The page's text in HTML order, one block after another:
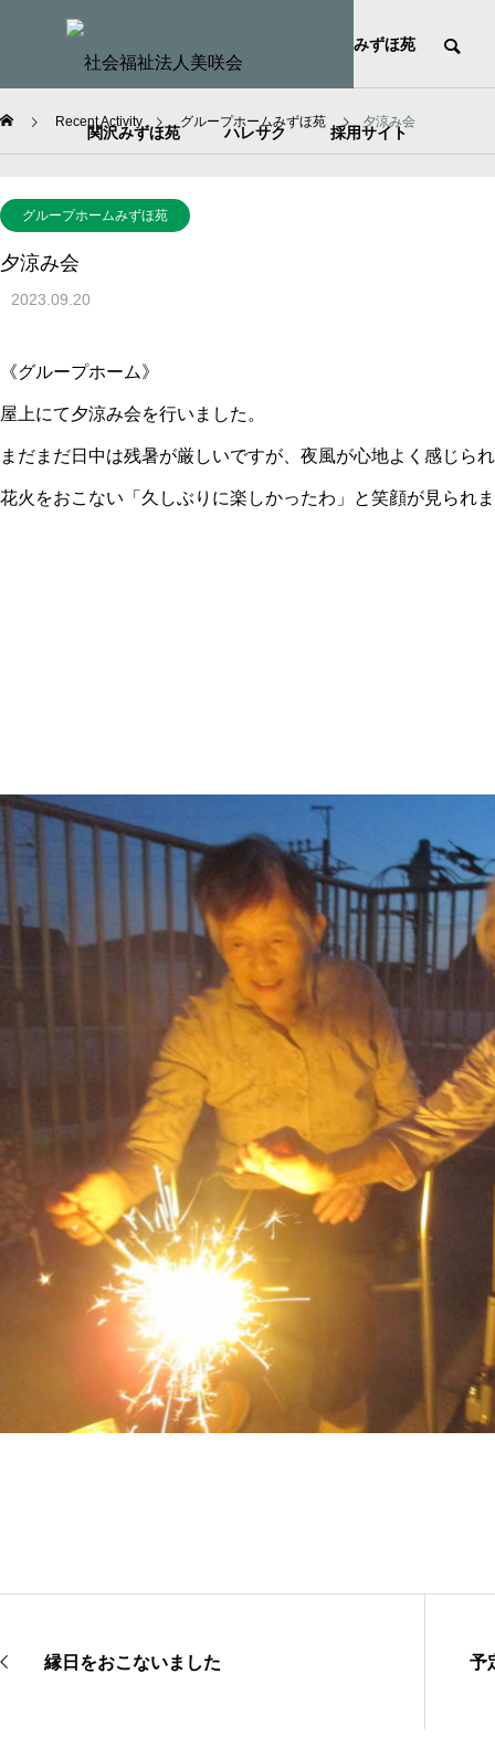
みずほ苑
関沢みずほ苑 ハレサク 採用サイト
Recent Activity グループホームみずほ苑 夕涼み会
グループホームみずほ苑
夕涼み会
2023.09.20
《グループホーム》
屋上にて夕涼み会を行いました。
まだまだ日中は残暑が厳しいですが、夜風が心地よく感じら
花火をおこない「久しぶりに楽しかったわ」と笑顔が見られ
縁日をおこないました 予